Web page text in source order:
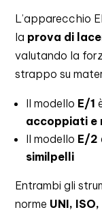
L’apparecchio
la prova di
valutando la
strappo su
Il modello E/1
accoppiati e
Il modello E/2
similpelli
Entrambi gli
norme UNI,